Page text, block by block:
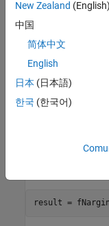
end
if
result =
New Zealand (English)
中国
简体中文
English
日本 (日本語)
한국 (한국어)